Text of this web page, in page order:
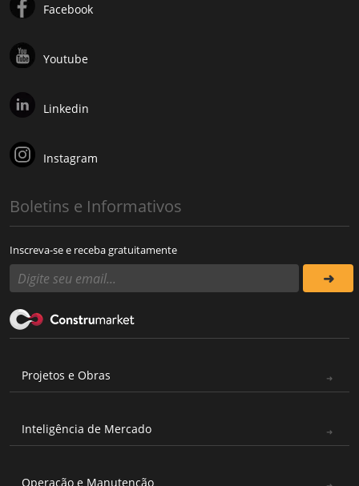
Facebook
Youtube
Linkedin
Instagram
Boletins e Informativos
Inscreva-se e receba gratuitamente
Projetos e Obras
Inteligência de Mercado
Operação e Manutenção